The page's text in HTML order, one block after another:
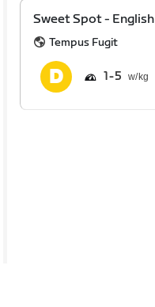
Sweet Spot - English
Tempus Fugit
1 5